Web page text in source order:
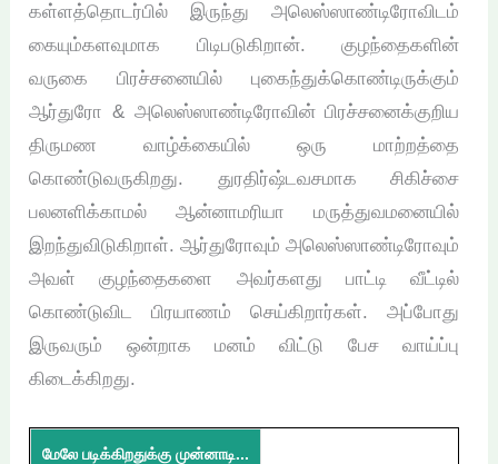
கள்ளத்தொடர்பில் இருந்து அலெஸ்ஸாண்டிரோவிடம்
கையும்களவுமாக பிடிபடுகிறான். குழந்தைகளின்
வருகை பிரச்சனையில் புகைந்துக்கொண்டிருக்கும்
ஆர்துரோ & அலெஸ்ஸாண்டிரோவின் பிரச்சனைக்குறிய
திருமண வாழ்க்கையில் ஒரு மாற்றத்தை
கொண்டுவருகிறது. துரதிர்ஷ்டவசமாக சிகிச்சை
பலனளிக்காமல் ஆன்னாமரியா மருத்துவமனையில்
இறந்துவிடுகிறாள். ஆர்துரோவும் அலெஸ்ஸாண்டிரோவும்
அவள் குழந்தைகளை அவர்களது பாட்டி வீட்டில்
கொண்டுவிட பிரயாணம் செய்கிறார்கள். அப்போது
இருவரும் ஒன்றாக மனம் விட்டு பேச வாய்ப்பு
கிடைக்கிறது.
மேலே படிக்கிறதுக்கு முன்னாடி...